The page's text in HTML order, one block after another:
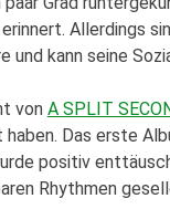
Allerdings
kann seine
von A SPLIT
Das erste
positiv
Rhythmen